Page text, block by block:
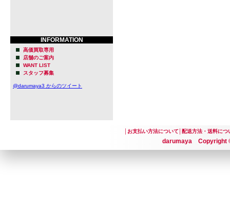
INFORMATION
高価買取専用
店舗のご案内
WANT LIST
スタッフ募集
@darumaya3 からのツイート
お支払い方法について│ 配送方法・送料につ
darumaya Copyright